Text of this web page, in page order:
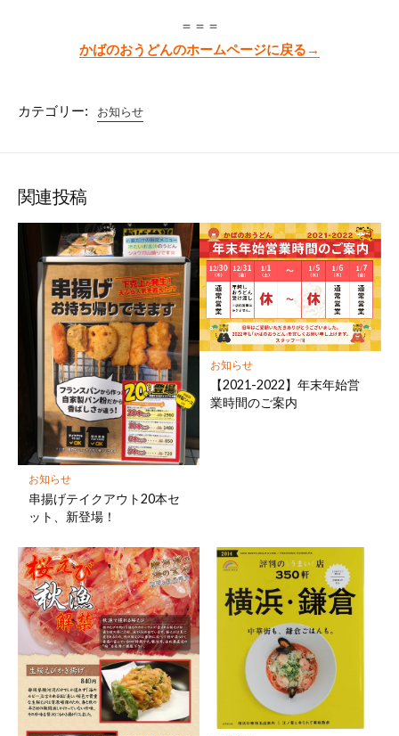
＝＝＝
かばのおうどんのホームページに戻る→
カテゴリー: お知らせ
関連投稿
お知らせ
串揚げテイクアウト20本セ
ット、新登場！
お知らせ
【2021-2022】年末年始営
業時間のご案内